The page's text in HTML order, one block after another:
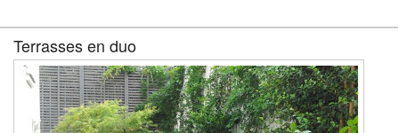
Terrasses en duo